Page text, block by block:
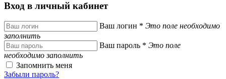
Вход в личный кабинет
Ваш логин * Это поле необходимо
заполнить
Ваш пароль * Это поле
необходимо заполнить
Запомнить меня
Забыли пароль?